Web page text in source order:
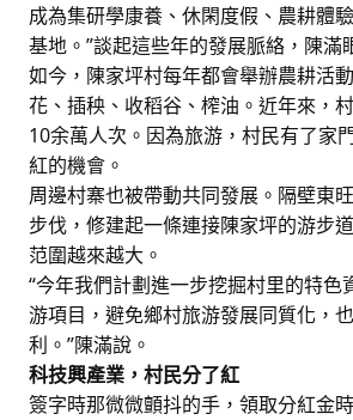
成為集研學康養、休閑度假、農耕體
基地。”談起這些年的發展脈絡，陳滿
如今，陳家坪村每年都會舉辦農耕活
花、插秧、收稻谷、榨油。近年來，
10余萬人次。因為旅游，村民有了家
紅的機會。
周邊村寨也被帶動共同發展。隔壁東
步伐，修建起一條連接陳家坪的游步
范圍越來越大。
“今年我們計劃進一步挖掘村里的特色
游項目，避免鄉村旅游發展同質化，
利。”陳滿說。
科技興產業，村民分了紅
簽字時那微微顫抖的手，領取分紅金